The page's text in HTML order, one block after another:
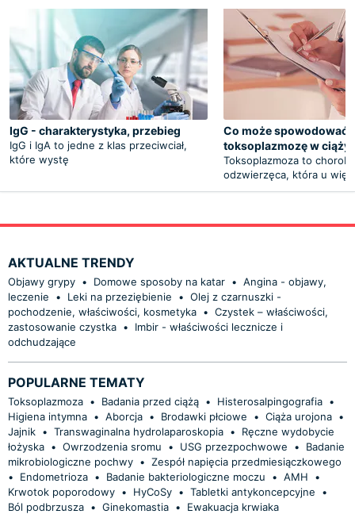
IgG - charakterystyka, przebieg
IgG i IgA to jedne z klas przeciwciał,
które wystę
Co może spowodować
toksoplazmozę w
Toksoplazmoza to choroba
odzwierzęca, która u więk
AKTUALNE TRENDY
Objawy grypy • Domowe sposoby na katar • Angina - objawy,
leczenie
• Leki na przeziębienie • Olej z czarnuszki -
pochodzenie, właściwości, kosmetyka • Czystek – właściwości,
zastosowanie czystka •
Imbir - właściwości lecznicze i
odchudzające
POPULARNE TEMATY
Toksoplazmoza • Badania przed ciążą • Histerosalpingografia •
Higiena intymna • Aborcja • Brodawki płciowe • Ciąża urojona •
Jajnik • Transwaginalna hydrolaparoskopia •
Ręczne wydobycie
łożyska • Owrzodzenia sromu • USG przezpochwowe •
Badanie
mikrobiologiczne pochwy • Zespół napięcia przedmiesiączkowego
•
Endometrioza • Badanie bakteriologiczne moczu • AMH
•
Krwotok poporodowy • HyCoSy • Tabletki antykoncepcyjne
•
Ból podbrzusza • Ginekomastia •
Ewakuacja krwiaka